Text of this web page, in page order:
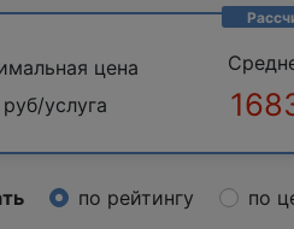
цена
руб/услуга
по рейтингу по